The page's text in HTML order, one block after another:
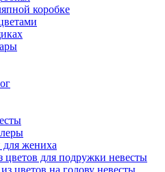
коробке
для жениха
цветов для подружки невесты